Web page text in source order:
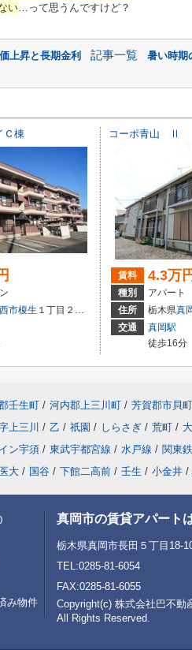
い …って思うんですけど？
上昇と長期金利 記事一覧 暑い時
Ｃ棟
市榎生 １丁目２－６
コーポ青山 Ⅱ
賃料 4.3万
種別
アパート
住所
栃木県真
交通
真岡駅
徒歩16分
壬生町 / 河内郡上三川町 / 芳賀郡市貝町
上三川 / 乙 / 祇園 / しらさぎ / 荒町 /
ン宇須 / 東武宇都宮線 / 水戸線 / 関東
大 / 国谷 / 下館二高前 / 壬生 / 小金井 /
み物件
真岡市の賃貸アパート
栃木県真岡市長田５丁目18-
TEL:0285-81-6054
FAX:0285-81-6055
Copyright(c) 株式会社巴不動
All Rights Reserved.